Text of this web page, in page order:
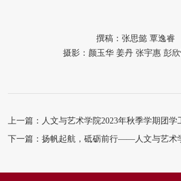
撰稿：张思懿 覃逸睿
摄影：颜玉华 姜丹 张宇惠 彭
上一篇：人文与艺术学院2023年秋季学期团学